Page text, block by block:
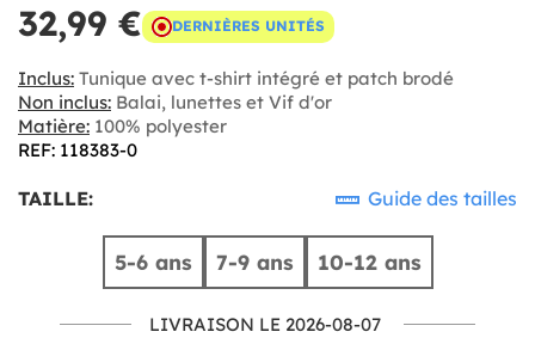
32,99 € DERNIÈRES UNITÉS
Inclus: Tunique avec t-shirt intégré et patch brodé
Non inclus: Balai, lunettes et Vif d'or
Matière: 100% polyester
REF: 118383-0
TAILLE: Guide des tailles
5-6 ans 7-9 ans 10-12 ans
LIVRAISON LE 2026-08-07